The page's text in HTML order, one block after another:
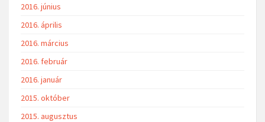
2016. június
2016. április
2016. március
2016. február
2016. január
2015. október
2015. augusztus